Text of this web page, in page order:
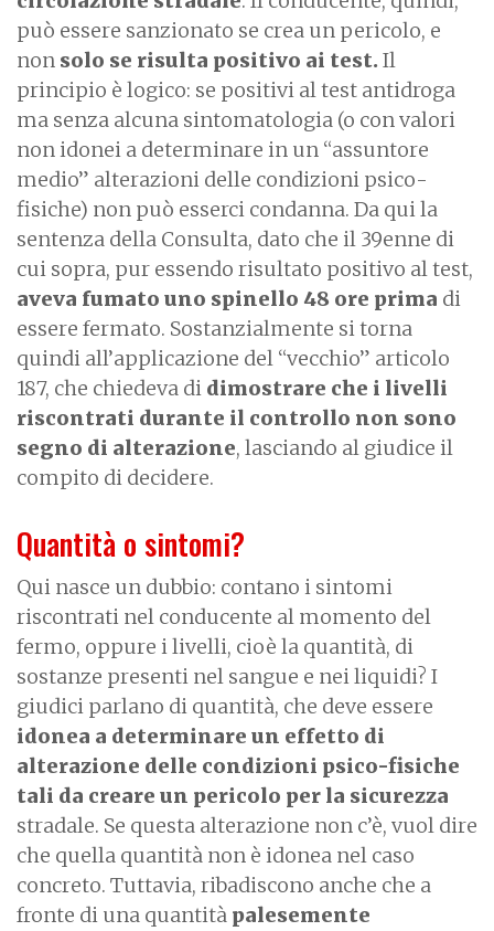
può essere sanzionato se crea un pericolo, e
non solo se risulta positivo ai test. Il
principio è logico: se positivi al test antidroga
ma senza alcuna sintomatologia (o con valori
non idonei a determinare in un “assuntore
medio” alterazioni delle condizioni psico-
fisiche) non può esserci condanna. Da qui la
sentenza della Consulta, dato che il 39enne di
cui sopra, pur essendo risultato positivo al test,
aveva fumato uno spinello 48 ore prima di
essere fermato. Sostanzialmente si torna
quindi all’applicazione del “vecchio” articolo
187, che chiedeva di dimostrare che i livelli
riscontrati durante il controllo non sono
segno di alterazione, lasciando al giudice il
compito di decidere.
Quantità o sintomi?
Qui nasce un dubbio: contano i sintomi
riscontrati nel conducente al momento del
fermo, oppure i livelli, cioè la quantità, di
sostanze presenti nel sangue e nei liquidi? I
giudici parlano di quantità, che deve essere
idonea a determinare un effetto di
alterazione delle condizioni psico-fisiche
tali da creare un pericolo per la sicurezza
stradale. Se questa alterazione non c’è, vuol dire
che quella quantità non è idonea nel caso
concreto. Tuttavia, ribadiscono anche che a
fronte di una quantità palesemente